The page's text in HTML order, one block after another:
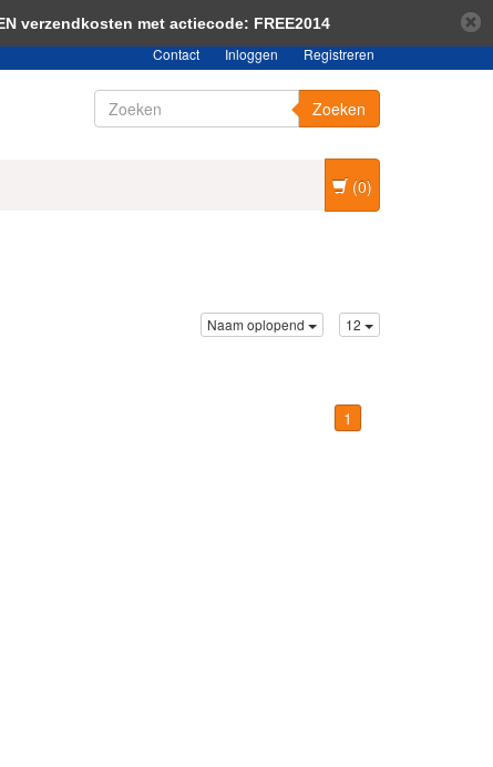
Contact Inloggen Registreren
Zoeken
(0)
Naam oplopend 12
1
verbergen Meer over cookies »
verzendkosten met actiecode: FREE2014